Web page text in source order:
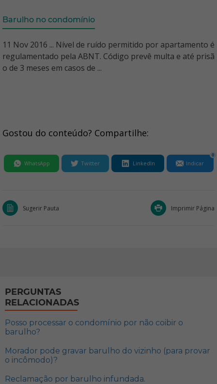
Barulho no condomínio
11 Nov 2016 ... Nível de ruído permitido por apartamento é
regulamentado pela ABNT. Código prevê multa e até prisã
o de 3 meses em casos de ...
Gostou do conteúdo? Compartilhe:
WhatsApp Twitter LinkedIn Indicar
0
Sugerir Pauta Imprimir Página
PERGUNTAS
RELACIONADAS
Posso processar o condomínio por não coibir o
barulho?
Morador pode gravar barulho do vizinho (para provar
o incômodo)?
Reclamação por barulho infundada.